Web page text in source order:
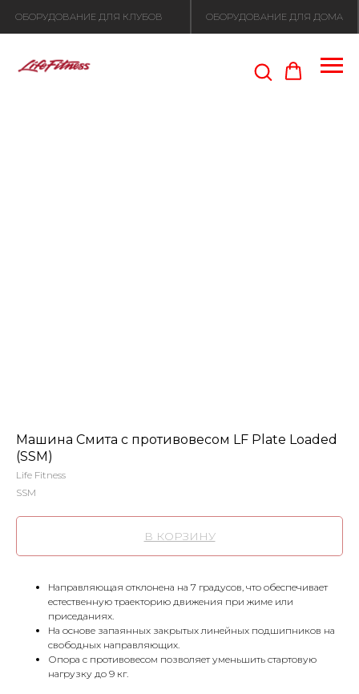
Машина Смита с противовесом LF Plate Loaded
(SSM)
Life Fitness
SSM
В КОРЗИНУ
Направляющая отклонена на 7 градусов, что обеспечивает
естественную траекторию движения при жиме или
приседаниях.
На основе запаянных закрытых линейных подшипников на
свободных направляющих.
Опора с противовесом позволяет уменьшить стартовую
нагрузку до 9 кг.